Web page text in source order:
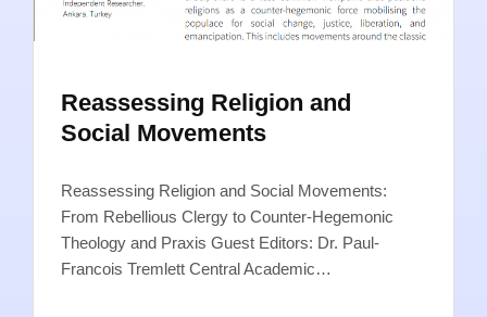
Reassessing Religion and
Social Movements
Reassessing Religion and Social Movements:
From Rebellious Clergy to Counter-Hegemonic
Theology and Praxis Guest Editors: Dr. Paul-
Francois Tremlett Central Academic…